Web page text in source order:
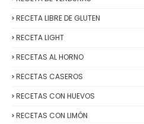
RECETA LIBRE DE GLUTEN
RECETA LIGHT
RECETAS AL HORNO
RECETAS CASEROS
RECETAS CON HUEVOS
RECETAS CON LIMÓN